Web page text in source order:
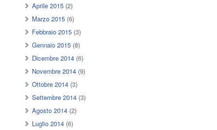
Aprile 2015 (2)
Marzo 2015 (6)
Febbraio 2015 (3)
Gennaio 2015 (8)
Dicembre 2014 (6)
Novembre 2014 (9)
Ottobre 2014 (3)
Settembre 2014 (3)
Agosto 2014 (2)
Luglio 2014 (6)